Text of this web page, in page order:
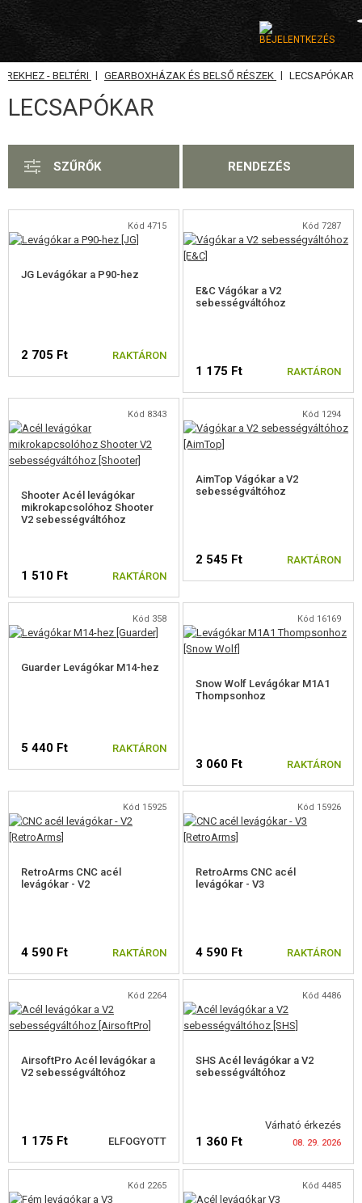
KATEGÓRIA
AIRSOFT FEGYVEREK
GRÁNÁTVETŐK, GRÁNÁTOK
FELSZERELÉS, EGYENRUHA, TOKOK
RÁDIÓS, FEJHALLGATÓ, KAMERÁK
PÓTALKATRÉSZEK FEGYVEREKHEZ
GEARBOXHÁZAK ÉS BELSŐ RÉSZEK
TELJES KÉSZLETET AEG
FÚVÓKA 'NOZZLE'
HENGEREK
DUGATTYÚK, DUGATTYÚFOGAK
CSAPÁGYAZOTT RUGÓVEZETŐ
FOGASKEREKEK
HÁTRA MENET RETESZ
INDÍTÓ ÉRINTKEZŐK
ELSÜTŐSZERKEZET
- BELTÉRI | GEARBOXHÁZAK ÉS BELSŐ RÉSZEK | LECSAPÓKAR
LECSAPÓKAR
SZŰRŐK RENDEZÉS
Kód 4715
JG Levágókar a P90-hez
2 705 Ft RAKTÁRON
Kód 7287
E&C Vágókar a V2
sebességváltóhoz
1 175 Ft RAKTÁRON
Kód 8343
Shooter Acél levágókar
mikrokapcsolóhoz Shooter
V2 sebességváltóhoz
1 510 Ft RAKTÁRON
Kód 1294
AimTop Vágókar a V2
sebességváltóhoz
2 545 Ft RAKTÁRON
Kód 358
Guarder Levágókar M14-hez
5 440 Ft RAKTÁRON
Kód 16169
Snow Wolf Levágókar M1A1
Thompsonhoz
3 060 Ft RAKTÁRON
Kód 15925
RetroArms CNC acél
levágókar - V2
4 590 Ft RAKTÁRON
Kód 15926
RetroArms CNC acél
levágókar - V3
4 590 Ft RAKTÁRON
Kód 2264
AirsoftPro Acél levágókar a
V2 sebességváltóhoz
1 175 Ft ELFOGYOTT
Kód 4486
SHS Acél levágókar a V2
sebességváltóhoz
Várható érkezés
1 360 Ft 08. 29. 2026
Kód 2265 Kód 4485